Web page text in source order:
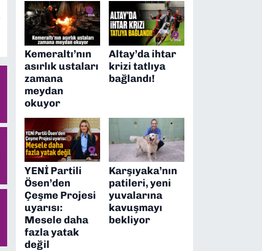
Kemeraltı’nın
asırlık ustaları
zamana
meydan
okuyor
Altay’da ihtar
krizi tatlıya
bağlandı!
YENİ Partili
Ösen’den
Çeşme Projesi
uyarısı:
Mesele daha
fazla yatak
değil
Karşıyaka’nın
patileri, yeni
yuvalarına
kavuşmayı
bekliyor